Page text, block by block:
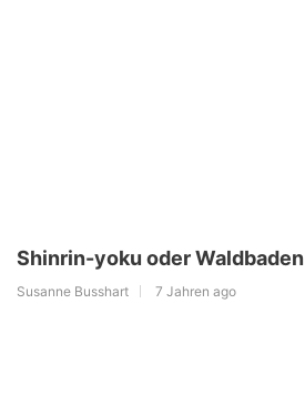
Shinrin-yoku oder Waldbaden
Susanne Busshart 7 Jahren ago